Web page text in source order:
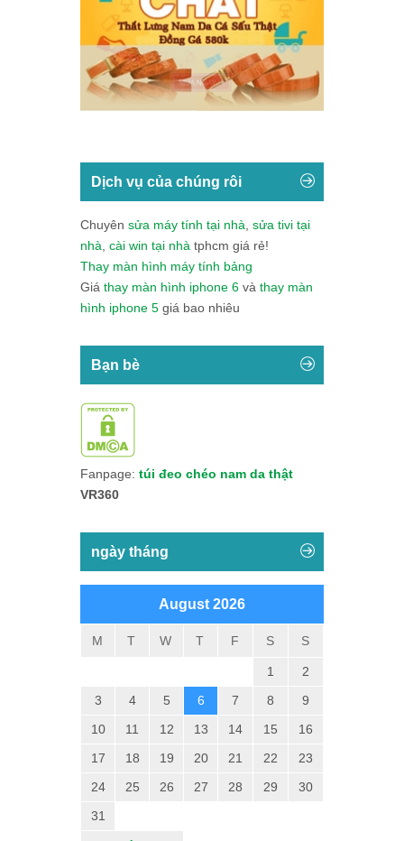
Dịch vụ của chúng rôi
Chuyên sửa máy tính tại nhà sửa tivi tại
nhà cài win tại nhà tphcm giá rẻ!
Thay màn hình máy tính bảng
Giá thay màn hình iphone 6 và thay màn
hình iphone 5 giá bao nhiêu
Bạn bè
Fanpage: túi đeo chéo nam da thật
VR360
ngày tháng
August 2026
M T W T F S S
1
2
3
4 5 6 7 8
9
10
11 12 13 14 15
16
17
18 19 20 21 22
23
24
25 26 27 28 29
30
31